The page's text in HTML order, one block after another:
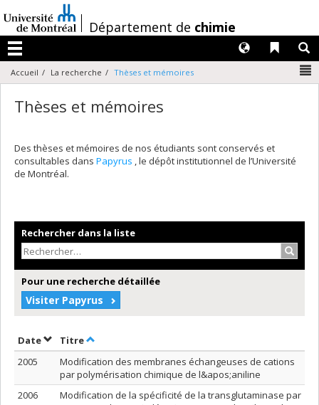
au
contenu
/Département de chimie
Menu
Liens
Langues
Accueil La recherche Thèses et mémoires
Thèses et mémoires
Des thèses et mémoires de nos étudiants sont conservés et
consultables dans Papyrus , le dépôt institutionnel de l’Université
de Montréal.
Rechercher dans la liste
Pour une recherche détaillée
Visiter Papyrus
DateTrier par date en ordre décroissant
TitreTrier par titre en ordre décroissant
2005
Modification des membranes échangeuses de cations
par polymérisation chimique de l&apos;aniline
2006
Modification de la spécificité de la transglutaminase par